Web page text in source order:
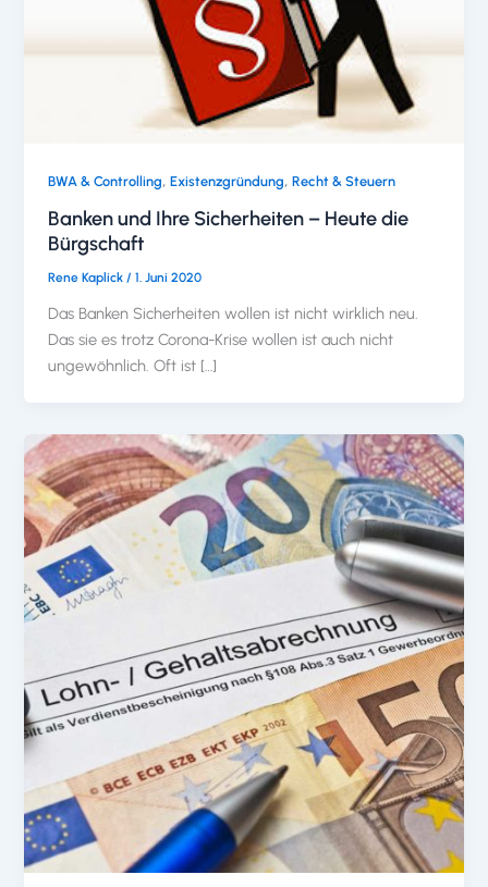
BWA & Controlling,Existenzgründung,Recht & Steuern
Banken und Ihre Sicherheiten – Heute die
Bürgschaft
Rene Kaplick/1. Juni 2020
Das Banken Sicherheiten wollen ist nicht wirklich neu.
Das sie es trotz Corona-Krise wollen ist auch nicht
ungewöhnlich. Oft ist […]